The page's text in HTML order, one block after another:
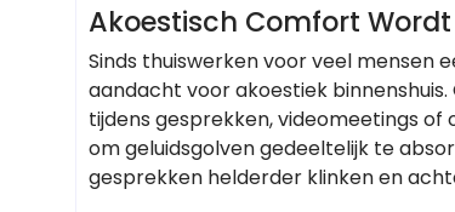
Akoestisch Comfort
Sinds thuiswerken voor veel mensen
aandacht voor akoestiek
tijdens gesprekken, videomeetings
om geluidsgolven gedeeltelijk te
gesprekken helderder klinken en